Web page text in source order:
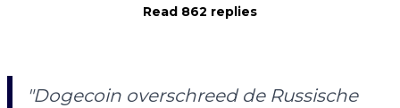
Read 862 replies
"Dogecoin overschreed de Russische